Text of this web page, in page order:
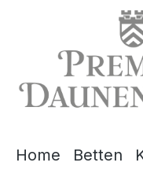
Zur
Home Betten